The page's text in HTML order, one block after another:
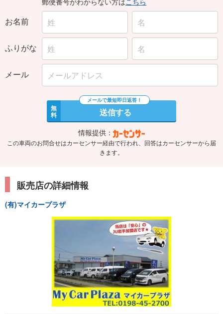
料 送信する
情報提供：
この車両のお問合せはカーセンサー経由で行われ、回答はカーセンサーから届
きます。
(有)マイカープラザ